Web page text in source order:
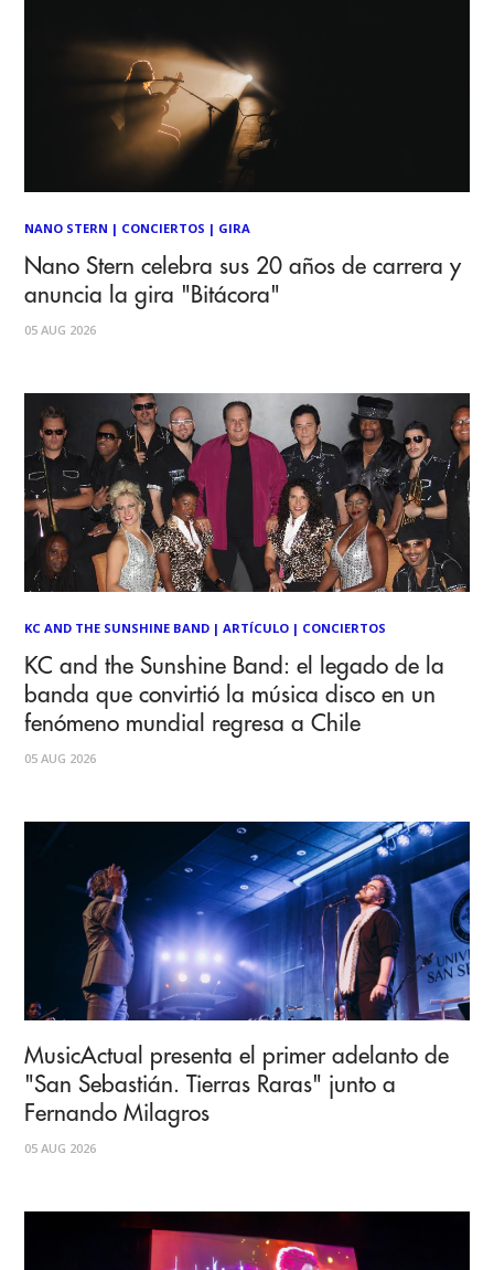
NANO STERN | CONCIERTOS | GIRA
Nano Stern celebra sus 20 años de carrera y
anuncia la gira "Bitácora"
05 AUG 2026
KC AND THE SUNSHINE BAND |ARTÍCULO | CONCIERTOS
KC and the Sunshine Band: el legado de la
banda que convirtió la música disco en un
fenómeno mundial regresa a Chile
05 AUG 2026
MusicActual presenta el primer adelanto de
"San Sebastián. Tierras Raras" junto a
Fernando Milagros
05 AUG 2026